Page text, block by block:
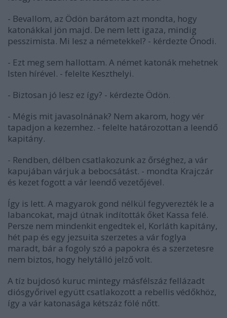
- Bevallom, az Ödön barátom azt mondta, hogy
katonákkal jön majd. De nem lett igaza, mindig
pesszimista. Mi lesz a németekkel? - kérdezte Ónodi.
- Ezt meg sem hallottam. A német katonák mehetnek
Isten hírével. - felelte Keszthelyi.
- Biztosan jó lesz ez így? - kérdezte Ödön.
- Mégis mit javasolnának? Nem akarom, hogy vér
tapadjon a kezemhez. - felelte határozottan a leendő
kapitány.
- Rendben, délben csatlakozunk az őrséghez, a vár
kapujában várjuk a bebocsátást. - mondta Krajczár
és kezet fogott a vár leendő vezetőjével.
Így is lett. A magyarok gond nélkül fegyverezték le a
labancokat, majd útnak indították őket Kassa felé.
Persze nem mindenkit engedtek el, Korláth kapitány,
hét pap és egy jezsuita szerzetes a vár foglya
maradt, bár a fogoly szó a papokra és a szerzetesre
nem biztos, hogy helytálló jelző volt.
A tíz bujdosó kuruc mintegy másfélszáz fellázadt
diósgyőrivel együtt csatlakozott a rebellis védőkhöz,
így a vár katonasága kétszáz fölé nőtt.